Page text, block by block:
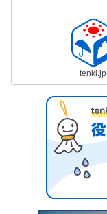
tenki.jp